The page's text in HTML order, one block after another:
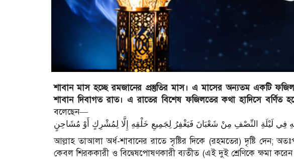
শাবান মাস হচ্ছে রমজানের প্রস্তুতির মাস। এ মাসের অন্যতম একটি
শাবান দিবাগত রাত। এ রাতের বিশেষ ফজিলতের কথা হাদিসে বর্ণিত
বলেছেন―
আল্লাহ তাআলা অর্ধ-শাবানের রাতে সৃষ্টির দিকে (রহমতের) দৃষ্টি দেন;
কেবল শিরককারী ও বিদ্বেষপোষণকারী ব্যতীত (এই দুই শ্রেণিকে ক্ষমা